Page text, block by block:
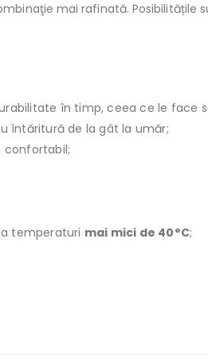
mai rafinată. Posibilitățile
în timp, ceea ce le face
întăritură de la gât la umăr;
temperaturi mai mici de 40°C;